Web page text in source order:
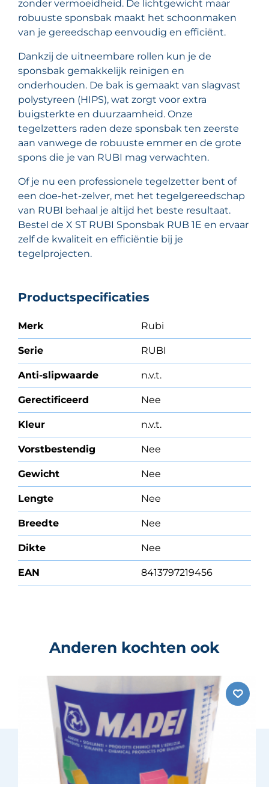
zonder vermoeidheid. De lichtgewicht maar
robuuste sponsbak maakt het schoonmaken
van je gereedschap eenvoudig en efficiënt.
Dankzij de uitneembare rollen kun je de
sponsbak gemakkelijk reinigen en
onderhouden. De bak is gemaakt van slagvast
polystyreen (HIPS), wat zorgt voor extra
buigsterkte en duurzaamheid. Onze
tegelzetters raden deze sponsbak ten zeerste
aan vanwege de robuuste emmer en de grote
spons die je van RUBI mag verwachten.
Of je nu een professionele tegelzetter bent of
een doe-het-zelver, met het tegelgereedschap
van RUBI behaal je altijd het beste resultaat.
Bestel de X ST RUBI Sponsbak RUB 1E en ervaar
zelf de kwaliteit en efficiëntie bij je
tegelprojecten.
Productspecificaties
Merk Rubi
Serie RUBI
Anti-slipwaarde n.v.t.
Gerectificeerd Nee
Kleur n.v.t.
Vorstbestendig Nee
Gewicht Nee
Lengte Nee
Breedte Nee
Dikte Nee
EAN 8413797219456
Anderen kochten ook